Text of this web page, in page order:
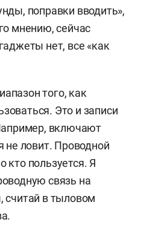
поправки вводить»,
мнению, сейчас
нет, все «как
того, как
Это и записи
включают
не ловит. Проводной
кто пользуется. Я
связь на
считай в тыловом